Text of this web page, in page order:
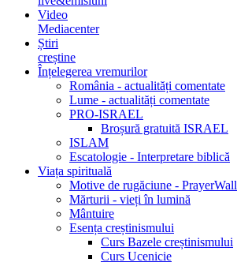
Video
Mediacenter
Știri
creștine
Înțelegerea vremurilor
România - actualități comentate
Lume - actualități comentate
PRO-ISRAEL
Broșură gratuită ISRAEL
ISLAM
Escatologie - Interpretare biblică
Viața spirituală
Motive de rugăciune - PrayerWall
Mărturii - vieți în lumină
Mântuire
Esența creștinismului
Curs Bazele creștinismului
Curs Ucenicie